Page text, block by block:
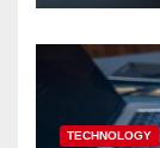
TECHNOLOGY